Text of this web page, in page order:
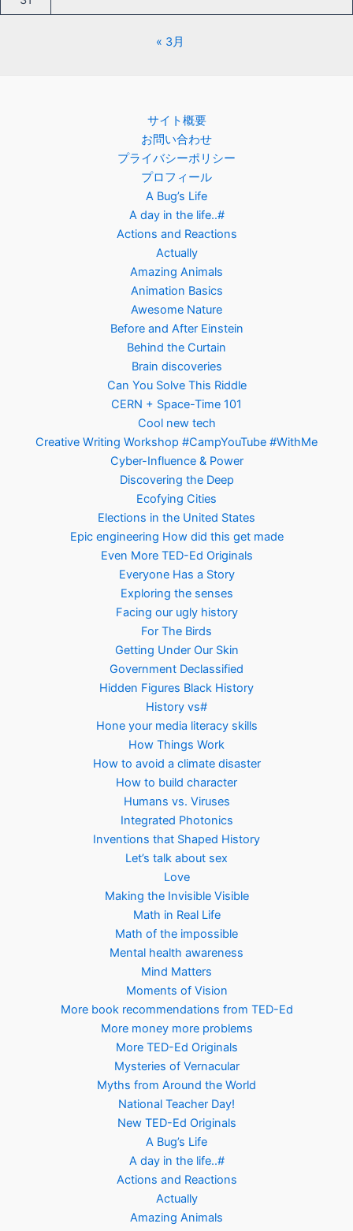
« 3月
サイト概要
お問い合わせ
プライバシーポリシー
プロフィール
A Bug’s Life
A day in the life..#
Actions and Reactions
Actually
Amazing Animals
Animation Basics
Awesome Nature
Before and After Einstein
Behind the Curtain
Brain discoveries
Can You Solve This Riddle
CERN + Space-Time 101
Cool new tech
Creative Writing Workshop #CampYouTube #WithMe
Cyber-Influence & Power
Discovering the Deep
Ecofying Cities
Elections in the United States
Epic engineering How did this get made
Even More TED-Ed Originals
Everyone Has a Story
Exploring the senses
Facing our ugly history
For The Birds
Getting Under Our Skin
Government Declassified
Hidden Figures Black History
History vs#
Hone your media literacy skills
How Things Work
How to avoid a climate disaster
How to build character
Humans vs. Viruses
Integrated Photonics
Inventions that Shaped History
Let’s talk about sex
Love
Making the Invisible Visible
Math in Real Life
Math of the impossible
Mental health awareness
Mind Matters
Moments of Vision
More book recommendations from TED-Ed
More money more problems
More TED-Ed Originals
Mysteries of Vernacular
Myths from Around the World
National Teacher Day!
New TED-Ed Originals
A Bug’s Life
A day in the life..#
Actions and Reactions
Actually
Amazing Animals